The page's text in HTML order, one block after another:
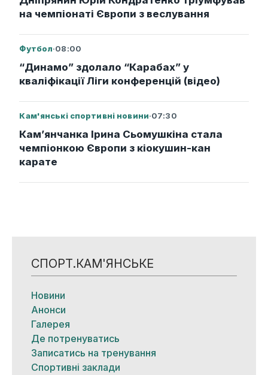
на чемпіонаті Європи з веслування
Футбол·08:00
“Динамо” здолало “Карабах” у
кваліфікації Ліги конференцій (відео)
Кам'янські спортивні новини·07:30
Кам’янчанка Ірина Сьомушкіна стала
чемпіонкою Європи з кіокушин-кан
карате
СПОРТ.КАМ'ЯНСЬКЕ
Новини
Анонси
Галерея
Де потренуватись
Записатись на тренування
Спортивні заклади